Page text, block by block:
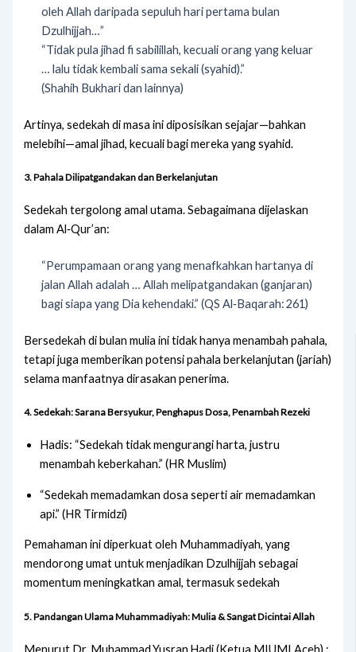
oleh Allah daripada sepuluh hari pertama bulan
Dzulhijjah…”
“Tidak pula jihad fi sabilillah, kecuali orang yang keluar
… lalu tidak kembali sama sekali (syahid).”
(Shahih Bukhari dan lainnya)
Artinya, sedekah di masa ini diposisikan sejajar—bahkan
melebihi—amal jihad, kecuali bagi mereka yang syahid.
3. Pahala Dilipatgandakan dan Berkelanjutan
Sedekah tergolong amal utama. Sebagaimana dijelaskan
dalam Al‑Qur’an:
“Perumpamaan orang yang menafkahkan hartanya di
jalan Allah adalah … Allah melipatgandakan (ganjaran)
bagi siapa yang Dia kehendaki.” (QS Al‑Baqarah: 261)
Bersedekah di bulan mulia ini tidak hanya menambah pahala,
tetapi juga memberikan potensi pahala berkelanjutan (jariah)
selama manfaatnya dirasakan penerima.
4.Sedekah: Sarana Bersyukur, Penghapus Dosa, Penambah Rezeki
Hadis: “Sedekah tidak mengurangi harta, justru
menambah keberkahan.” (HR Muslim)
“Sedekah memadamkan dosa seperti air memadamkan
api.” (HR Tirmidzi)
Pemahaman ini diperkuat oleh Muhammadiyah, yang
mendorong umat untuk menjadikan Dzulhijjah sebagai
momentum meningkatkan amal, termasuk sedekah
5.Pandangan Ulama Muhammadiyah: Mulia & Sangat Dicintai Allah
Menurut Dr. Muhammad Yusran Hadi (Ketua MIUMI Aceh),: